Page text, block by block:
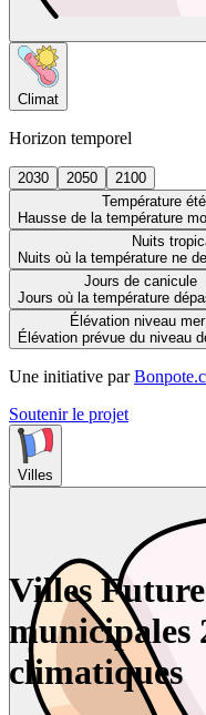
Climat
Horizon temporel
2030 2050
2100
Température été
Hausse de la température
Nuits
Nuits où la température ne
Jours de canicule
Jours où la température
Élévation niveau mer
Élévation prévue du niveau
Une initiative par
Soutenir le projet
Villes
Villes
municipales
climatiques